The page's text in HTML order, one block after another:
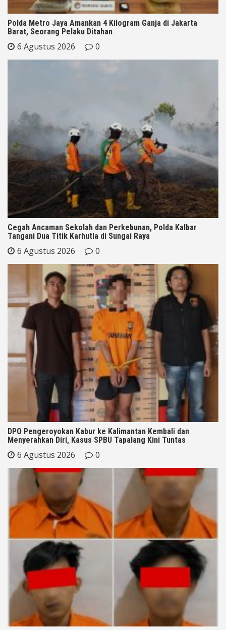
Polda Metro Jaya Amankan 4 Kilogram Ganja di Jakarta
Barat, Seorang Pelaku Ditahan
6 Agustus 2026 0
Cegah Ancaman Sekolah dan Perkebunan, Polda Kalbar
Tangani Dua Titik Karhutla di Sungai Raya
6 Agustus 2026 0
DPO Pengeroyokan Kabur ke Kalimantan Kembali dan
Menyerahkan Diri, Kasus SPBU Tapalang Kini Tuntas
6 Agustus 2026 0